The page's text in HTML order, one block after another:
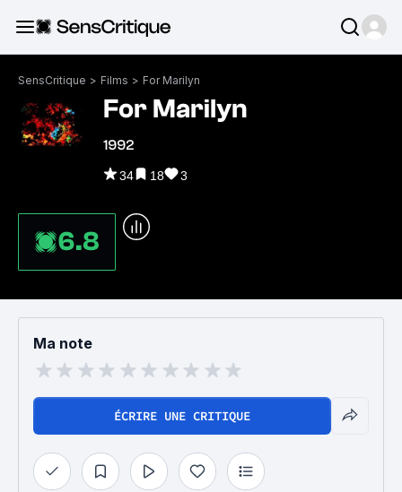
SensCritique > Films > For Marilyn
For Marilyn
1992
34 18 3
6.8
Ma note
ÉCRIRE UNE CRITIQUE